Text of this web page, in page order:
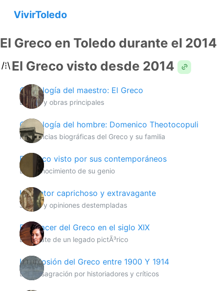
VivirToledo
El Greco en Toledo durante el 2014
El Greco visto desde 2014
Cronología del maestro: El Greco
Etapas y obras principales
Cronologí­a del hombre: Domenico Theotocopuli
Referencias biográficas del Greco y su familia
El Greco visto por sus contemporáneos
El reconocimiento de su genio
Un pintor caprichoso y extravagante
Juicios y opiniones destempladas
El renacer del Greco en el siglo XIX
El rescate de un legado pictÃ³rico
La eclosión del Greco entre 1900 Y 1914
La consagración por historiadores y críticos